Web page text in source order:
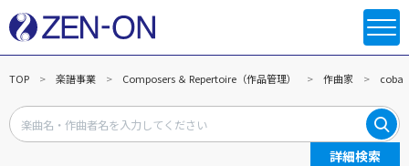
TOP 楽譜事業 Composers ＆ Repertoire（作品管理） 作曲家 coba
詳細検索